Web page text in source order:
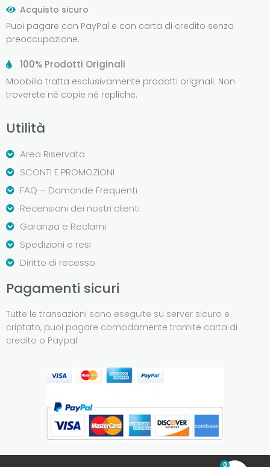
Acquisto sicuro
Puoi pagare con PayPal e con carta di credito senza
preoccupazione.
100% Prodotti Originali
Moobilia tratta esclusivamente prodotti originali. Non
troverete né copie né repliche.
Utilità
Area Riservata
SCONTI E PROMOZIONI
FAQ – Domande Frequenti
Recensioni dei nostri clienti
Garanzia e Reclami
Spedizioni e resi
Diritto di recesso
Pagamenti sicuri
Tutte le transazioni sono eseguite su server sicuro e
criptato, puoi pagare comodamente tramite carta di
credito o Paypal.
0